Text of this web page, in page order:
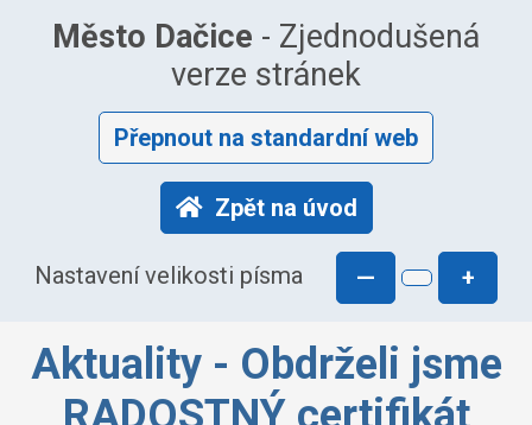
Město Dačice - Zjednodušená
verze stránek
Přepnout na standardní web
Zpět na úvod
Nastavení velikosti písma — +
Aktuality - Obdrželi jsme